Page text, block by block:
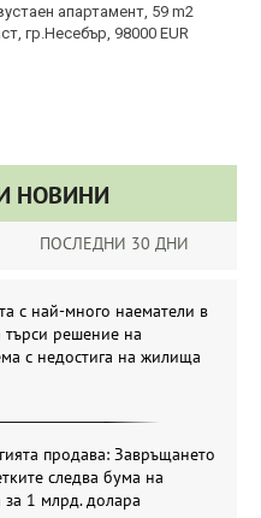
апартамент, 59 m2
гр.Несебър, 98000 EUR
НОВИНИ
ПОСЛЕДНИ 30 ДНИ
с най-много наематели в
търси решение на
с недостига на жилища
продава: Завръщането
следва бума на
за 1 млрд. долара